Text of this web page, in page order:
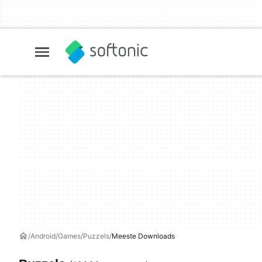
Android Games Puzzels Meeste Downloads